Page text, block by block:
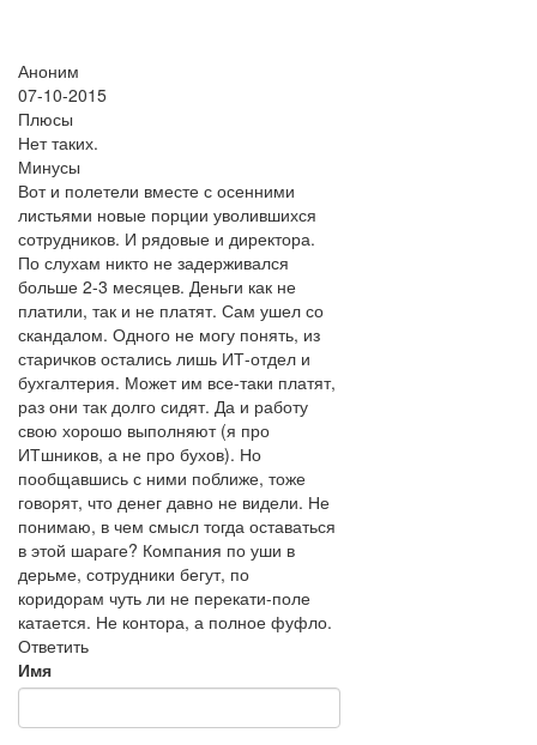
Аноним
07-10-2015
Плюсы
Нет таких.
Минусы
Вот и полетели вместе с осенними
листьями новые порции уволившихся
сотрудников. И рядовые и директора.
По слухам никто не задерживался
больше 2-3 месяцев. Деньги как не
платили, так и не платят. Сам ушел со
скандалом. Одного не могу понять, из
старичков остались лишь ИТ-отдел и
бухгалтерия. Может им все-таки платят,
раз они так долго сидят. Да и работу
свою хорошо выполняют (я про
ИТшников, а не про бухов). Но
пообщавшись с ними поближе, тоже
говорят, что денег давно не видели. Не
понимаю, в чем смысл тогда оставаться
в этой шараге? Компания по уши в
дерьме, сотрудники бегут, по
коридорам чуть ли не перекати-поле
катается. Не контора, а полное фуфло.
Ответить
Имя